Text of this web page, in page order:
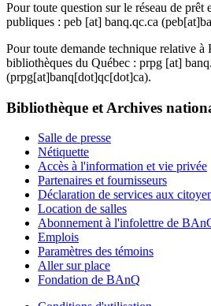
Pour toute question sur le réseau de prêt
publiques : peb [at] banq.qc.ca
Pour toute demande technique relative à
bibliothèques du Québec : prpg [at]
(prpg[at]banq[dot]qc[dot]ca).
Bibliothèque et Archives
Salle de presse
Nétiquette
Accès à l'information et vie privée
Partenaires et fournisseurs
Déclaration de services aux
Location de salles
Abonnement à l'infolettre de
Emplois
Paramètres des témoins
Aller sur place
Fondation de BAnQ